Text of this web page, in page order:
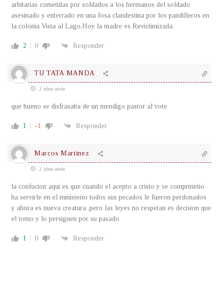
arbitarias cometidas por soldados a los hermanos del soldado
asesinado y enterrado en una fosa clandestina por los pandilleros en
la colonia Vista al Lago.Hoy la madre es Revictimizada.
2 0 Responder
TU TATA MANDA
2 años atrás
que bueno se disfrasaba de un mendigo pastor al vote
1 -1 Responder
Marcos Martinez
2 años atrás
la confucion aqui es que cuando el acepto a cristo y se comprmetio
ha servirle en el ministerio todos sus pecados le fueron perdonados
y ahora es nueva creatura ,pero las leyes no respetan es decision que
el tomo y lo persiguen por su pasado
1 0 Responder